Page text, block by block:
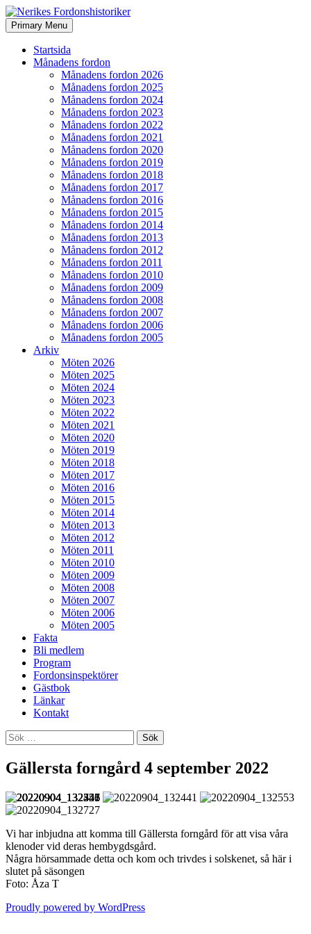
Nerikes Fordonshistoriker
Search
Primary Menu Skip
to
Startsida
Månadens fordon
Månadens fordon 2026
Månadens fordon 2025
Månadens fordon 2024
Månadens fordon 2023
Månadens fordon 2022
Månadens fordon 2021
Månadens fordon 2020
Månadens fordon 2019
Månadens fordon 2018
Månadens fordon 2017
Månadens fordon 2016
Månadens fordon 2015
Månadens fordon 2014
Månadens fordon 2013
Månadens fordon 2012
Månadens fordon 2011
Månadens fordon 2010
Månadens fordon 2009
Månadens fordon 2008
Månadens fordon 2007
Månadens fordon 2006
Månadens fordon 2005
Arkiv
Möten 2026
Möten 2025
Möten 2024
Möten 2023
Möten 2022
Möten 2021
Möten 2020
Möten 2019
Möten 2018
Möten 2017
Möten 2016
Möten 2015
Möten 2014
Möten 2013
Möten 2012
Möten 2011
Möten 2010
Möten 2009
Möten 2008
Möten 2007
Möten 2006
Möten 2005
Fakta
Bli medlem
Program
Fordonsinspektörer
Gästbok
Länkar
Kontakt
Sök
efter:
Gällersta forngård 4 september 2022
Vi har inbjudna att komma till Gällersta forngård för att visa våra
klenoder vid deras hembygdsgård.
Några hörsammade detta och kom och trivdes i solskenet, så här i
slutet på säsongen
Foto: Åza T
Proudly powered by WordPress